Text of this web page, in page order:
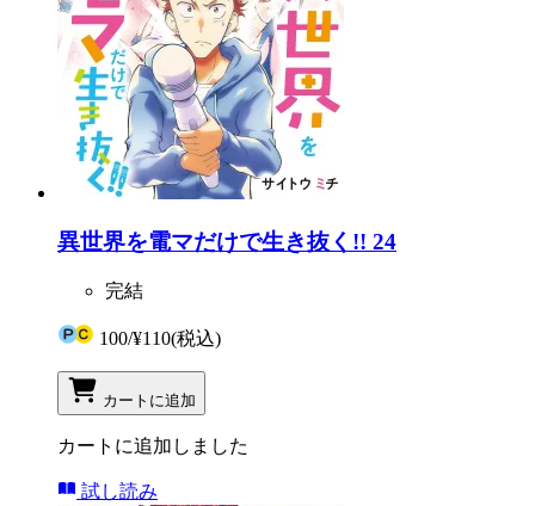
異世界を電マだけで生き抜く!! 24
完結
100/¥110(税込)
カートに追加
カートに追加しました
試し読み